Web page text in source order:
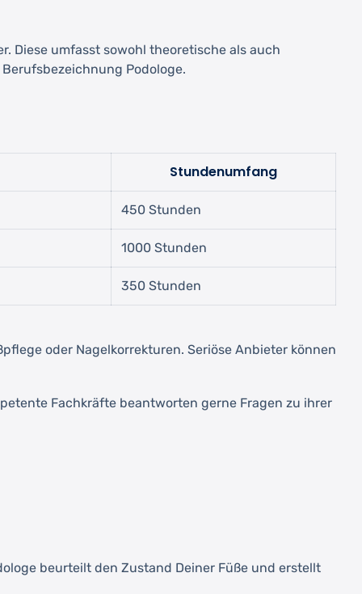
Diese umfasst sowohl theoretische als auch
Podologe.
Stundenumfang
450 Stunden
1000 Stunden
350 Stunden
oder Nagelkorrekturen. Seriöse Anbieter können
Fachkräfte beantworten gerne Fragen zu ihrer
beurteilt den Zustand Deiner Füße und erstellt